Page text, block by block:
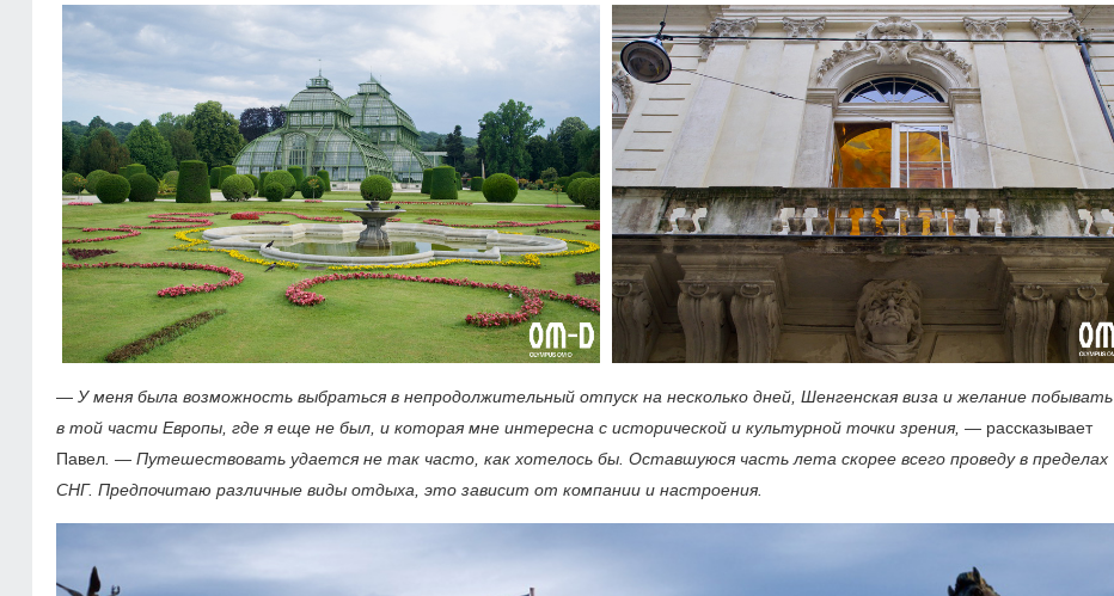
— У меня была возможность выбраться в непродолжительный отпуск на несколько дней, Шенгенская виза и желание побывать
в той части Европы, где я еще не был, и которая мне интересна с исторической и культурной точки зрения, — рассказывает
Павел . — Путешествовать удается не так часто, как хотелось бы. Оставшуюся часть лета скорее всего проведу в пределах
СНГ. Предпочитаю различные виды отдыха, это зависит от компании и настроения.